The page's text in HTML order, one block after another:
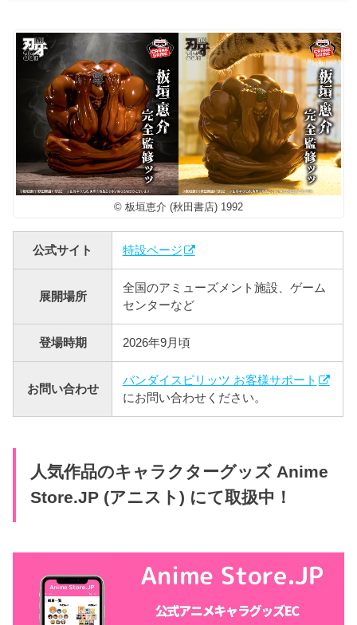
© 板垣恵介 (秋田書店) 1992
公式サイト 特設ページ
展開場所
全国のアミューズメント施設、ゲーム
センターなど
登場時期 2026年9月頃
お問い合わせ
バンダイスピリッツ お客様サポート
にお問い合わせください。
人気作品のキャラクターグッズ Anime
Store.JP (アニスト) にて取扱中！